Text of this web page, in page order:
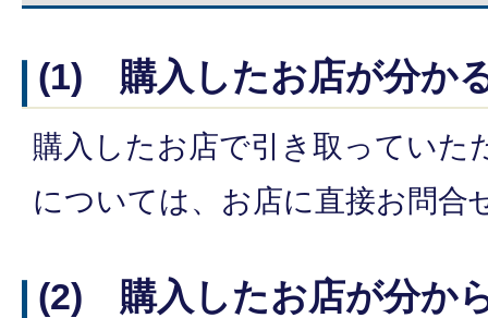
(1) 購入したお店が分か
購入したお店で引き取っていた
については、お店に直接お問合
(2) 購入したお店が分か